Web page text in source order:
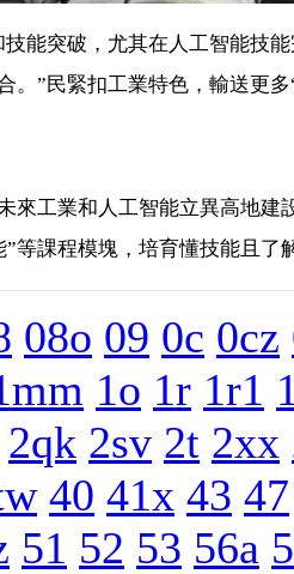
突破，尤其在人工智能技能
。”民緊扣工業特色，輸送更
工業和人工智能立異高地建
”等課程模塊，培育懂技能且了
08o 09 0c 0cz
1o 1r 1r1
2qk 2sv 2t 2xx
40 41x 43 47
51 52 53 56a